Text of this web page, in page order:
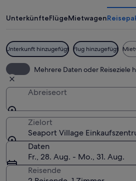
UnterkünfteFlügeMietwagen
Unterkunft hinzugefügt Flug hinzugefügt
Mehrere Daten oder Reiseziele
Abreiseort
Zielort
Seaport Village
Daten
Fr., 28. Aug. - Mo., 31. Aug.
Reisende